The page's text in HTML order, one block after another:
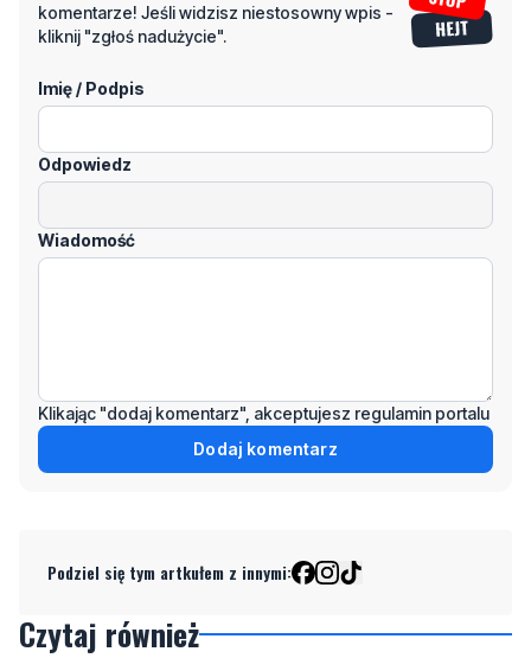
komentarze! Jeśli widzisz niestosowny wpis -
kliknij "zgłoś nadużycie".
Imię / Podpis
Odpowiedz
Wiadomość
Klikając "dodaj komentarz", akceptujesz regulamin portalu
Dodaj komentarz
Podziel się tym artkułem z innymi:
Czytaj również